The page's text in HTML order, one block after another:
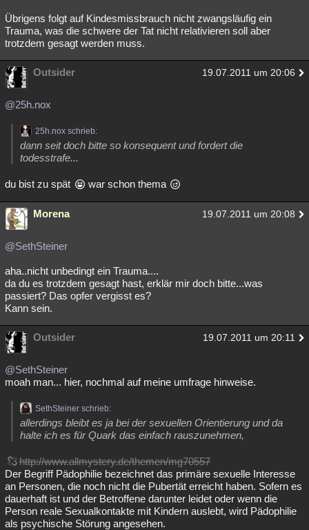
Übrigens folgt auf Kindesmissbrauch nicht zwangsläufig ein
Trauma, was die schwere der Tat nicht relativieren soll aber
trotzdem gesagt werden muss.
Outsider 19.07.2011 um 20:06
@25h.nox
25h.nox schrieb:
dann seit doch bitte so konsequent und fordert die
todesstrafe...
du bist zu spät war schon thema
Morena 19.07.2011 um 20:08
@SethSteiner
aha..nicht unbedingt ein Trauma....
da du es trotzdem gesagt hast, erklär mir doch bitte...was
passiert? Das opfer vergisst es?
Kann sein.
Outsider 19.07.2011 um 20:11
@SethSteiner
moah man... hier, nochmal auf meine umfrage hinweise.
SethSteiner schrieb:
allerdings bleibt es ja bei der sexuellen Orientierung und da
halte ich es für Quark das einfach rauszunehmen,
http://www.allmystery.de/themen/mg70557
Der Begriff Pädophilie bezeichnet das primäre sexuelle Interesse
an Personen, die noch nicht die Pubertät erreicht haben. Sofern es
dauerhaft ist und der Betroffene darunter leidet oder wenn die
Person reale Sexualkontakte mit Kindern auslebt, wird Pädophilie
als psychische Störung angesehen.